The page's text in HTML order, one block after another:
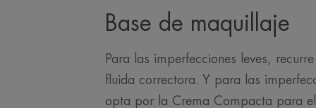
Base de maquillaje
Para las imperfecciones leves,
fluida correctora. Y para las
opta por la Crema Compacta para